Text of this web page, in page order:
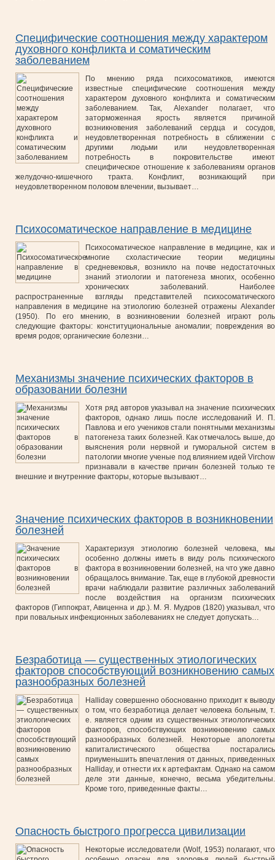
Специфические соотношения между характером
духовного конфликта и соматическим
заболеванием
По мнению ряда психосоматиков, имеются
известные специфические соотношения между
характером духовного конфликта и соматическим
заболеванием. Так, Alexander полагает, что
заторможенная ярость является причиной
возникновения заболеваний сердца и сосудов,
неудовлетворенная потребность в сближении с
другими людьми или неудовлетворенная
потребность в покровительстве имеют
специфическое отношение к заболеваниям органов
желудочно-кишечного тракта. Конфликт, возникающий при
неудовлетворенном половом влечении, вызывает…
Психосоматическое направление в медицине
Психосоматическое направление в медицине, как и
многие схоластические теории медицины
средневековья, возникло на почве недостаточных
знаний этиологии и патогенеза многих, особенно
хронических заболеваний. Наиболее
распространенные взгляды представителей психосоматического
направления в медицине на этиологию болезней отражены Alexander
(1950). По его мнению, в возникновении болезней играют роль
следующие факторы: конституциональные аномалии; повреждения во
время родов; органические болезни…
Механизмы значение психических факторов в
образовании болезни
Хотя ряд авторов указывал на значение психических
факторов, однако лишь после исследований И. П.
Павлова и его учеников стали понятными механизмы
патогенеза таких болезней. Как отмечалось выше, до
выяснения роли нервной и гуморальной систем в
патологии многие ученые под влиянием идей Virchow
признавали в качестве причин болезней только те
внешние и внутренние факторы, которые вызывают…
Значение психических факторов в возникновении
болезней
Характеризуя этиологию болезней человека, мы
особенно должны иметь в виду роль психического
фактора в возникновении болезней, на что уже давно
обращалось внимание. Так, еще в глубокой древности
врачи наблюдали развитие различных заболеваний
после воздействия на организм психических
факторов (Гиппократ, Авиценна и др.). М. Я. Мудров (1820) указывал, что
при повальных инфекционных заболеваниях не следует допускать…
Безработица — существенных этиологических
факторов способствующий возникновению самых
разнообразных болезней
Halliday совершенно обоснованно приходит к выводу
о том, что безработица делает человека больным, т.
е. является одним из существенных этиологических
факторов, способствующих возникновению самых
разнообразных болезней. Некоторые апологеты
капиталистического общества постарались
приуменьшить впечатления от данных, приведенных
Halliday, и отнести их к артефактам. Однако на самом
деле эти данные, конечно, весьма убедительны.
Кроме того, приведенные факты…
Опасность быстрого прогресса цивилизации
Некоторые исследователи (Wolf, 1953) полагают, что